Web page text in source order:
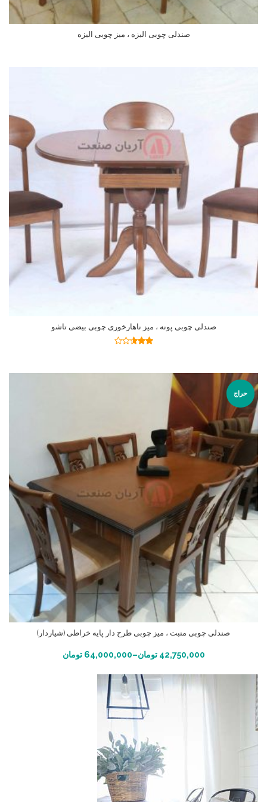
صندلی چوبی الیزه ، میز چوبی الیزه
اطلاعات بیشتر
صندلی چوبی پونه ، میز ناهارخوری چوبی بیضی تاشو
اطلاعات بیشتر
حراج
صندلی چوبی منبت ، میز چوبی طرح دار پایه خراطی (شیاردار)
42,750,000 تومان–
64,000,000 تومان انتخاب گزینه ها